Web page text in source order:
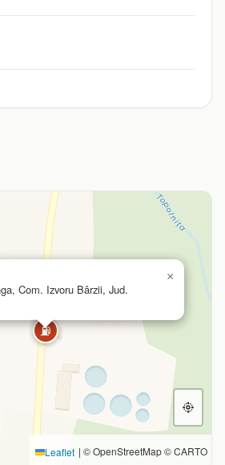
⛽
Com. Izvoru Bârzii, Jud.
×
Leaflet | © OpenStreetMap © CARTO